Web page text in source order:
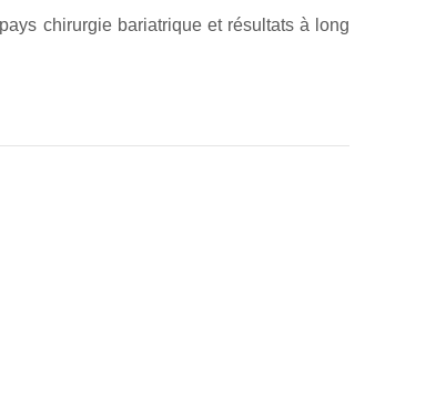
chirurgie bariatrique et résultats à long